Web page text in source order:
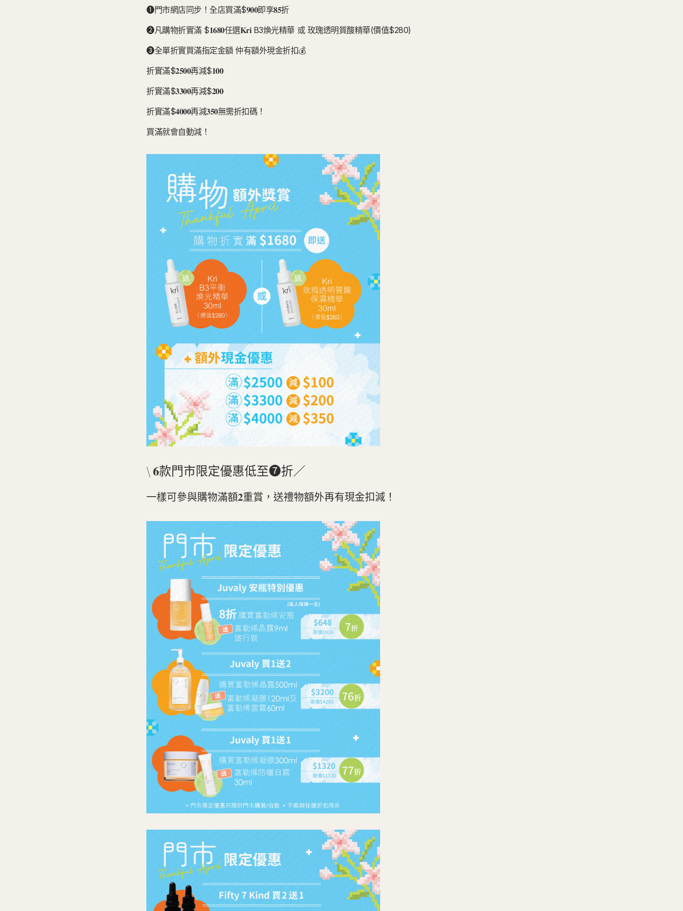
❶門市網店同步！全店買滿$𝟗𝟎𝟎即享𝟖𝟓折
❷凡購物折實滿 $𝟏𝟔𝟖𝟎任選𝐊𝐫𝐢 B3煥光精華 或 玫瑰透明質酸精華(價值$280)
❸全單折實買滿指定金額 仲有額外現金折扣💰
折實滿$𝟐𝟓𝟎𝟎再減$𝟏𝟎𝟎
折實滿$𝟑𝟑𝟎𝟎再減$𝟐𝟎𝟎
折實滿$𝟒𝟎𝟎𝟎再減𝟑𝟓𝟎無需折扣碼！
買滿就會自動減！
\ 𝟔款門市限定優惠低至❼折／
一樣可參與購物滿額𝟐重賞，送禮物額外再有現金扣減！